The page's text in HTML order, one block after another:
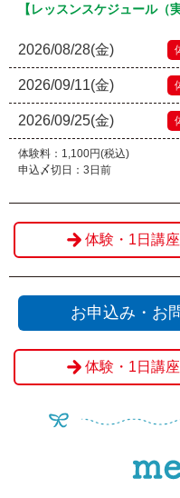
【レッスンスケジュール（
2026/08/28(金)
2026/09/11(金)
2026/09/25(金)
体験料：1,100円(税込)
申込〆切日：3日前
体験・1日講
お申込み・お
体験・1日講